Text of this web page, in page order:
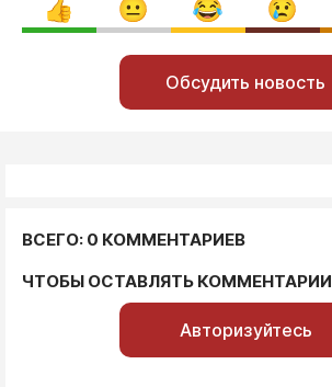
Обсудить новость
ВСЕГО: 0 КОММЕНТАРИЕВ
ЧТОБЫ ОСТАВЛЯТЬ КОММЕНТАРИИ
Авторизуйтесь